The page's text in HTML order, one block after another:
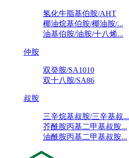
氢化牛脂基伯胺/AHT
椰油烷基伯胺/椰油胺/...
油基伯胺/油胺/十八烯...
仲胺
双癸胺/SA1010
双十八胺/SA86
叔胺
三辛烷基叔胺/三辛基叔...
芥酰胺丙基二甲基叔胺...
油酰胺丙基二甲基叔胺...